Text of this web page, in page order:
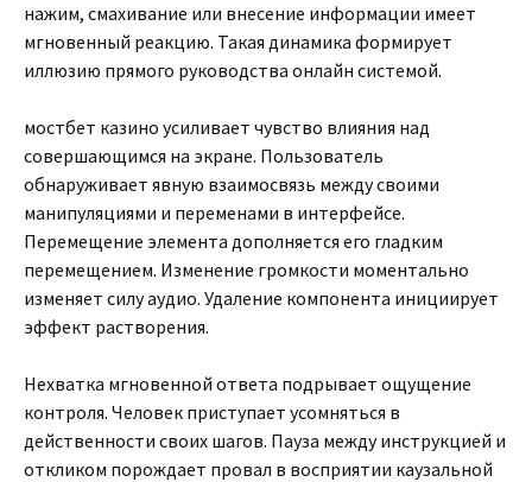
нажим, смахивание или внесение информации имеет
мгновенный реакцию. Такая динамика формирует
иллюзию прямого руководства онлайн системой.
мостбет казино усиливает чувство влияния над
совершающимся на экране. Пользователь
обнаруживает явную взаимосвязь между своими
манипуляциями и переменами в интерфейсе.
Перемещение элемента дополняется его гладким
перемещением. Изменение громкости моментально
изменяет силу аудио. Удаление компонента инициирует
эффект растворения.
Нехватка мгновенной ответа подрывает ощущение
контроля. Человек приступает усомняться в
действенности своих шагов. Пауза между инструкцией и
откликом порождает провал в восприятии каузальной